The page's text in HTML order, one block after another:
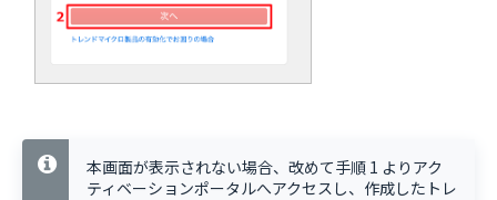
本画面が表示されない場合、改めて手順 1 よりアク
ティベーションポータルへアクセスし、作成したトレ